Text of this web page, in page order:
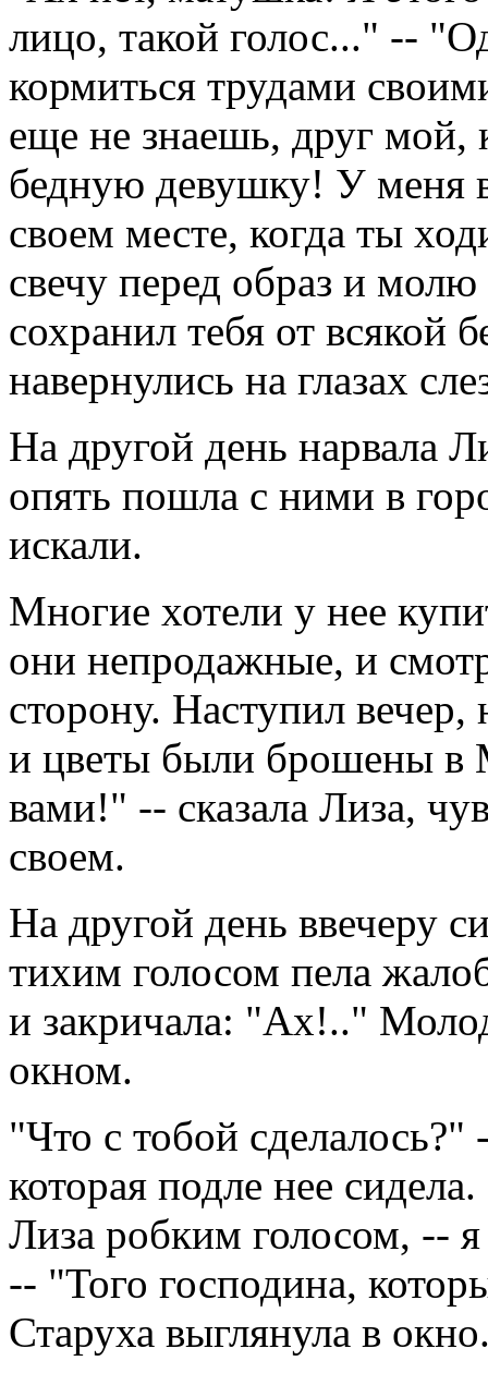
лицо, такой голос..." --
кормиться трудами
еще не знаешь, друг мой,
бедную девушку! У меня
своем месте, когда ты
свечу перед образ и
сохранил тебя от всякой
навернулись на глазах
На другой день нарвала
опять пошла с ними в
искали.
Многие хотели у нее
они непродажные, и
сторону. Наступил вечер,
и цветы были брошены в
вами!" -- сказала Лиза,
своем.
На другой день ввечеру
тихим голосом пела
и закричала: "Ах!.."
окном.
"Что с тобой сделалось?"
которая подле нее
Лиза робким голосом, --
-- "Того господина,
Старуха выглянула в